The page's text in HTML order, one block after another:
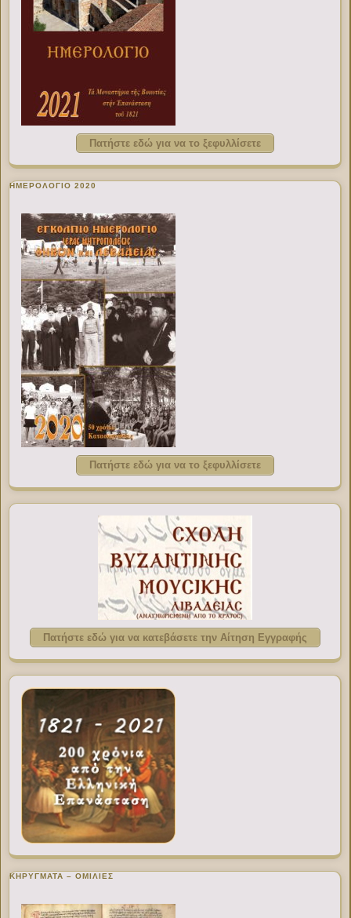
Πατήστε εδώ για να το ξεφυλλίσετε
ΗΜΕΡΟΛΟΓΙΟ 2020
Πατήστε εδώ για να το ξεφυλλίσετε
Πατήστε εδώ για να κατεβάσετε την Αίτηση Εγγραφής
ΚΗΡΥΓΜΑΤΑ – ΟΜΙΛΙΕΣ